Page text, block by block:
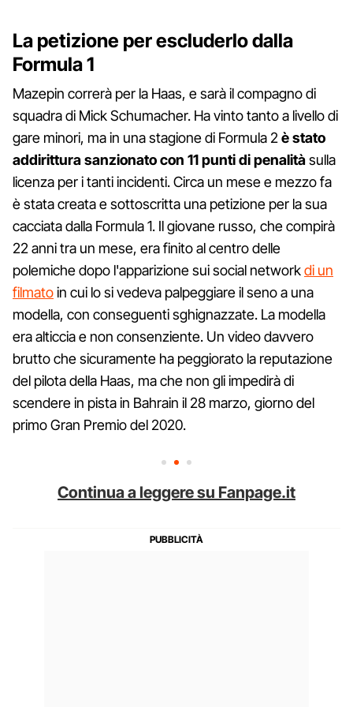
La petizione per escluderlo dalla
Formula 1
Mazepin correrà per la Haas, e sarà il compagno di
squadra di Mick Schumacher. Ha vinto tanto a livello di
gare minori, ma in una stagione di Formula 2 è stato
addirittura sanzionato con 11 punti di penalitàsulla
licenza per i tanti incidenti. Circa un mese e mezzo fa
è stata creata e sottoscritta una petizione per la sua
cacciata dalla Formula 1. Il giovane russo, che compirà
22 anni tra un mese, era finito al centro delle
polemiche dopo l'apparizione sui social networkdi un
filmatoin cui lo si vedeva palpeggiare il seno a una
modella, con conseguenti sghignazzate. La modella
era alticcia e non consenziente. Un video davvero
brutto che sicuramente ha peggiorato la reputazione
del pilota della Haas, ma che non gli impedirà di
scendere in pista in Bahrain il 28 marzo, giorno del
primo Gran Premio del 2020.
Continua a leggere su Fanpage.it